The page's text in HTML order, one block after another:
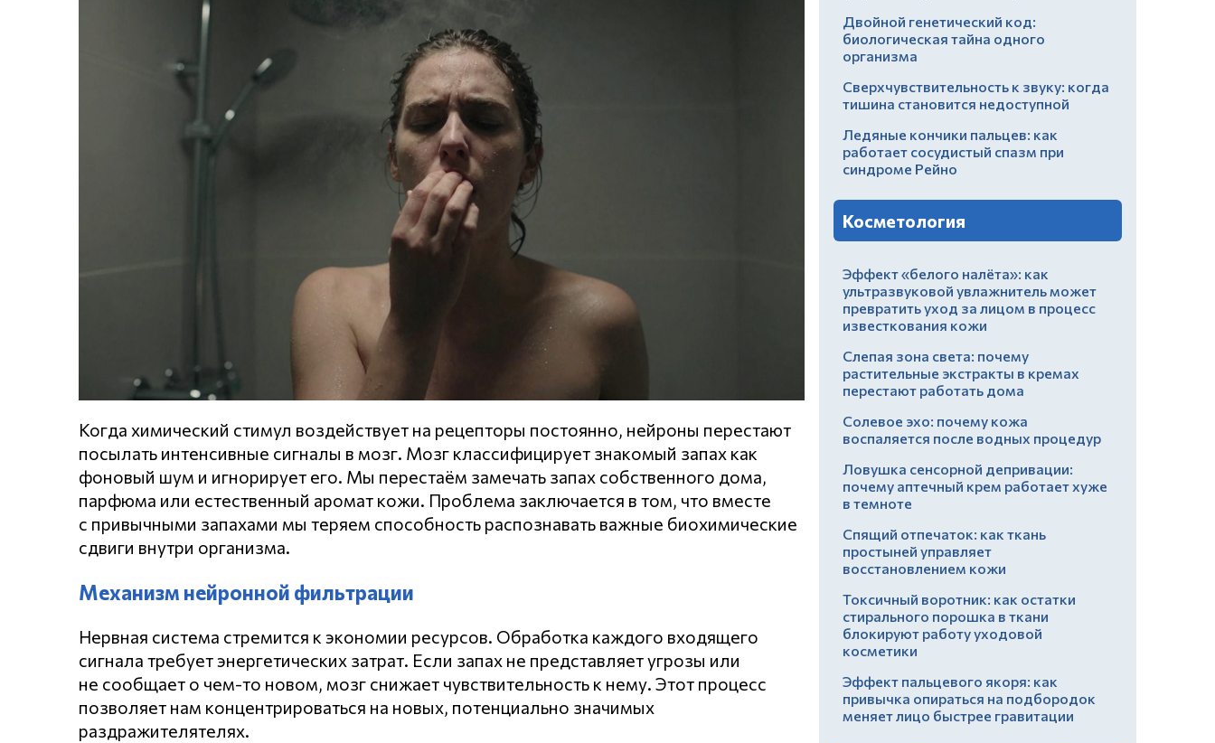
Когда химический стимул воздействует на рецепторы постоянно, нейроны перестают
посылать интенсивные сигналы в мозг. Мозг классифицирует знакомый запах как
фоновый шум и игнорирует его. Мы перестаём замечать запах собственного дома,
парфюма или естественный аромат кожи. Проблема заключается в том, что вместе
с привычными запахами мы теряем способность распознавать важные биохимические
сдвиги внутри организма.
Механизм нейронной фильтрации
Нервная система стремится к экономии ресурсов. Обработка каждого входящего
сигнала требует энергетических затрат. Если запах не представляет угрозы или
не сообщает о чем-то новом, мозг снижает чувствительность к нему. Этот процесс
позволяет нам концентрироваться на новых, потенциально значимых
раздражителятелях.
Двойной генетический код:
биологическая тайна одного
организма
Сверхчувствительность к звуку: когда
тишина становится недоступной
Ледяные кончики пальцев: как
работает сосудистый спазм при
синдроме Рейно
Косметология
Эффект «белого налёта»: как
ультразвуковой увлажнитель может
превратить уход за лицом в процесс
известкования кожи
Слепая зона света: почему
растительные экстракты в кремах
перестают работать дома
Солевое эхо: почему кожа
воспаляется после водных процедур
Ловушка сенсорной депривации:
почему аптечный крем работает хуже
в темноте
Спящий отпечаток: как ткань
простыней управляет
восстановлением кожи
Токсичный воротник: как остатки
стирального порошка в ткани
блокируют работу уходовой
косметики
Эффект пальцевого якоря: как
привычка опираться на подбородок
меняет лицо быстрее гравитации